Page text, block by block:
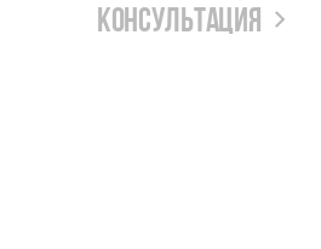
Консультация